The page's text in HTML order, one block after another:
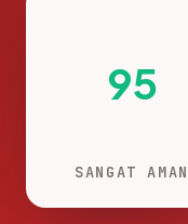
95
SANGAT AMAN